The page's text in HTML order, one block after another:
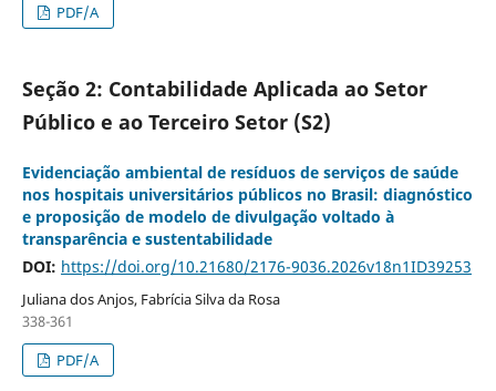
PDF/A
Seção 2: Contabilidade Aplicada ao Setor
Público e ao Terceiro Setor (S2)
Evidenciação ambiental de resíduos de serviços de saúde
nos hospitais universitários públicos no Brasil: diagnóstico
e proposição de modelo de divulgação voltado à
transparência e sustentabilidade
DOI: https://doi.org/10.21680/2176-9036.2026v18n1ID39253
Juliana dos Anjos, Fabrícia Silva da Rosa
338-361
PDF/A